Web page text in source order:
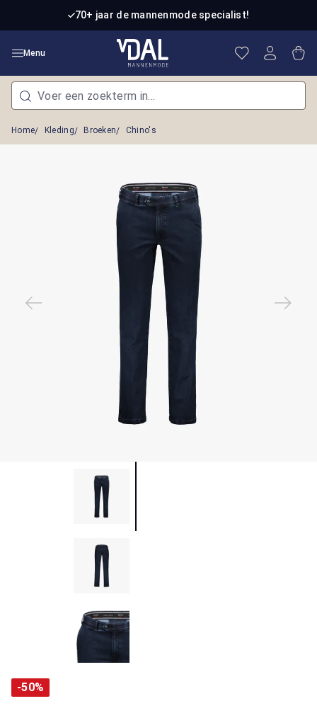
Ga naar de hoofdinhoud70+ jaar de mannenmode specialist!
Menu Je hebt 0
Home Kleding Broeken Chino's
-50%